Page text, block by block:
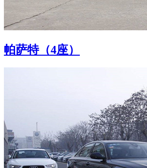
帕萨特（4座）